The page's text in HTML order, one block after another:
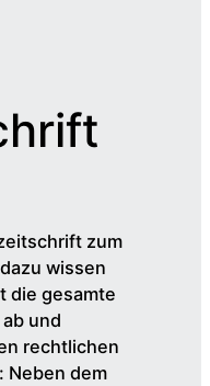
zum
wissen
die gesamte
und
rechtlichen
Neben dem